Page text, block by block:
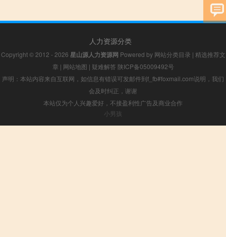
人力资源分类
Copyright © 2012 - 2026 星山源人力资源网 Powered by 网站分类目录 | 精选推荐文
章 | 网站地图 | 疑难解答 陕ICP备05009492号
声明：本站内容来自互联网，如信息有错误可发邮件到f_fb#foxmail.com说明，我们
会及时纠正，谢谢
本站仅为个人兴趣爱好，不接盈利性广告及商业合作
小男孩